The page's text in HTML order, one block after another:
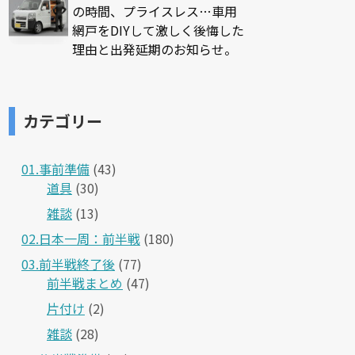
の時間、プライスレス…車用
網戸をDIYして激しく後悔した
理由と出発延期のお知らせ。
カテゴリー
01.事前準備 (43)
道具 (30)
雑談 (13)
02.日本一周：前半戦 (180)
03.前半戦終了後 (77)
前半戦まとめ (47)
片付け (2)
雑談 (28)